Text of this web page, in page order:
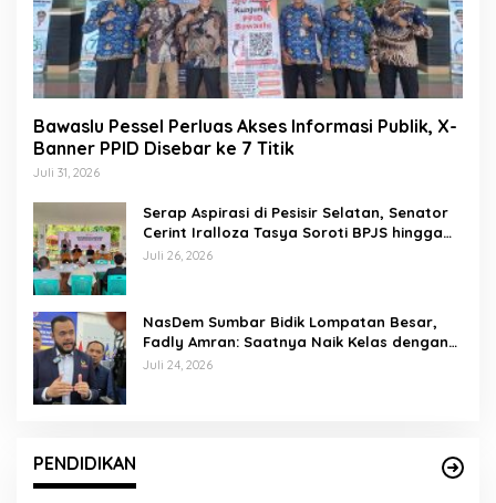
Bawaslu Pessel Perluas Akses Informasi Publik, X-
Banner PPID Disebar ke 7 Titik
Juli 31, 2026
Serap Aspirasi di Pesisir Selatan, Senator
Cerint Iralloza Tasya Soroti BPJS hingga
Kurikulum Merdeka
Juli 26, 2026
NasDem Sumbar Bidik Lompatan Besar,
Fadly Amran: Saatnya Naik Kelas dengan
Kader Berkualitas
Juli 24, 2026
PENDIDIKAN